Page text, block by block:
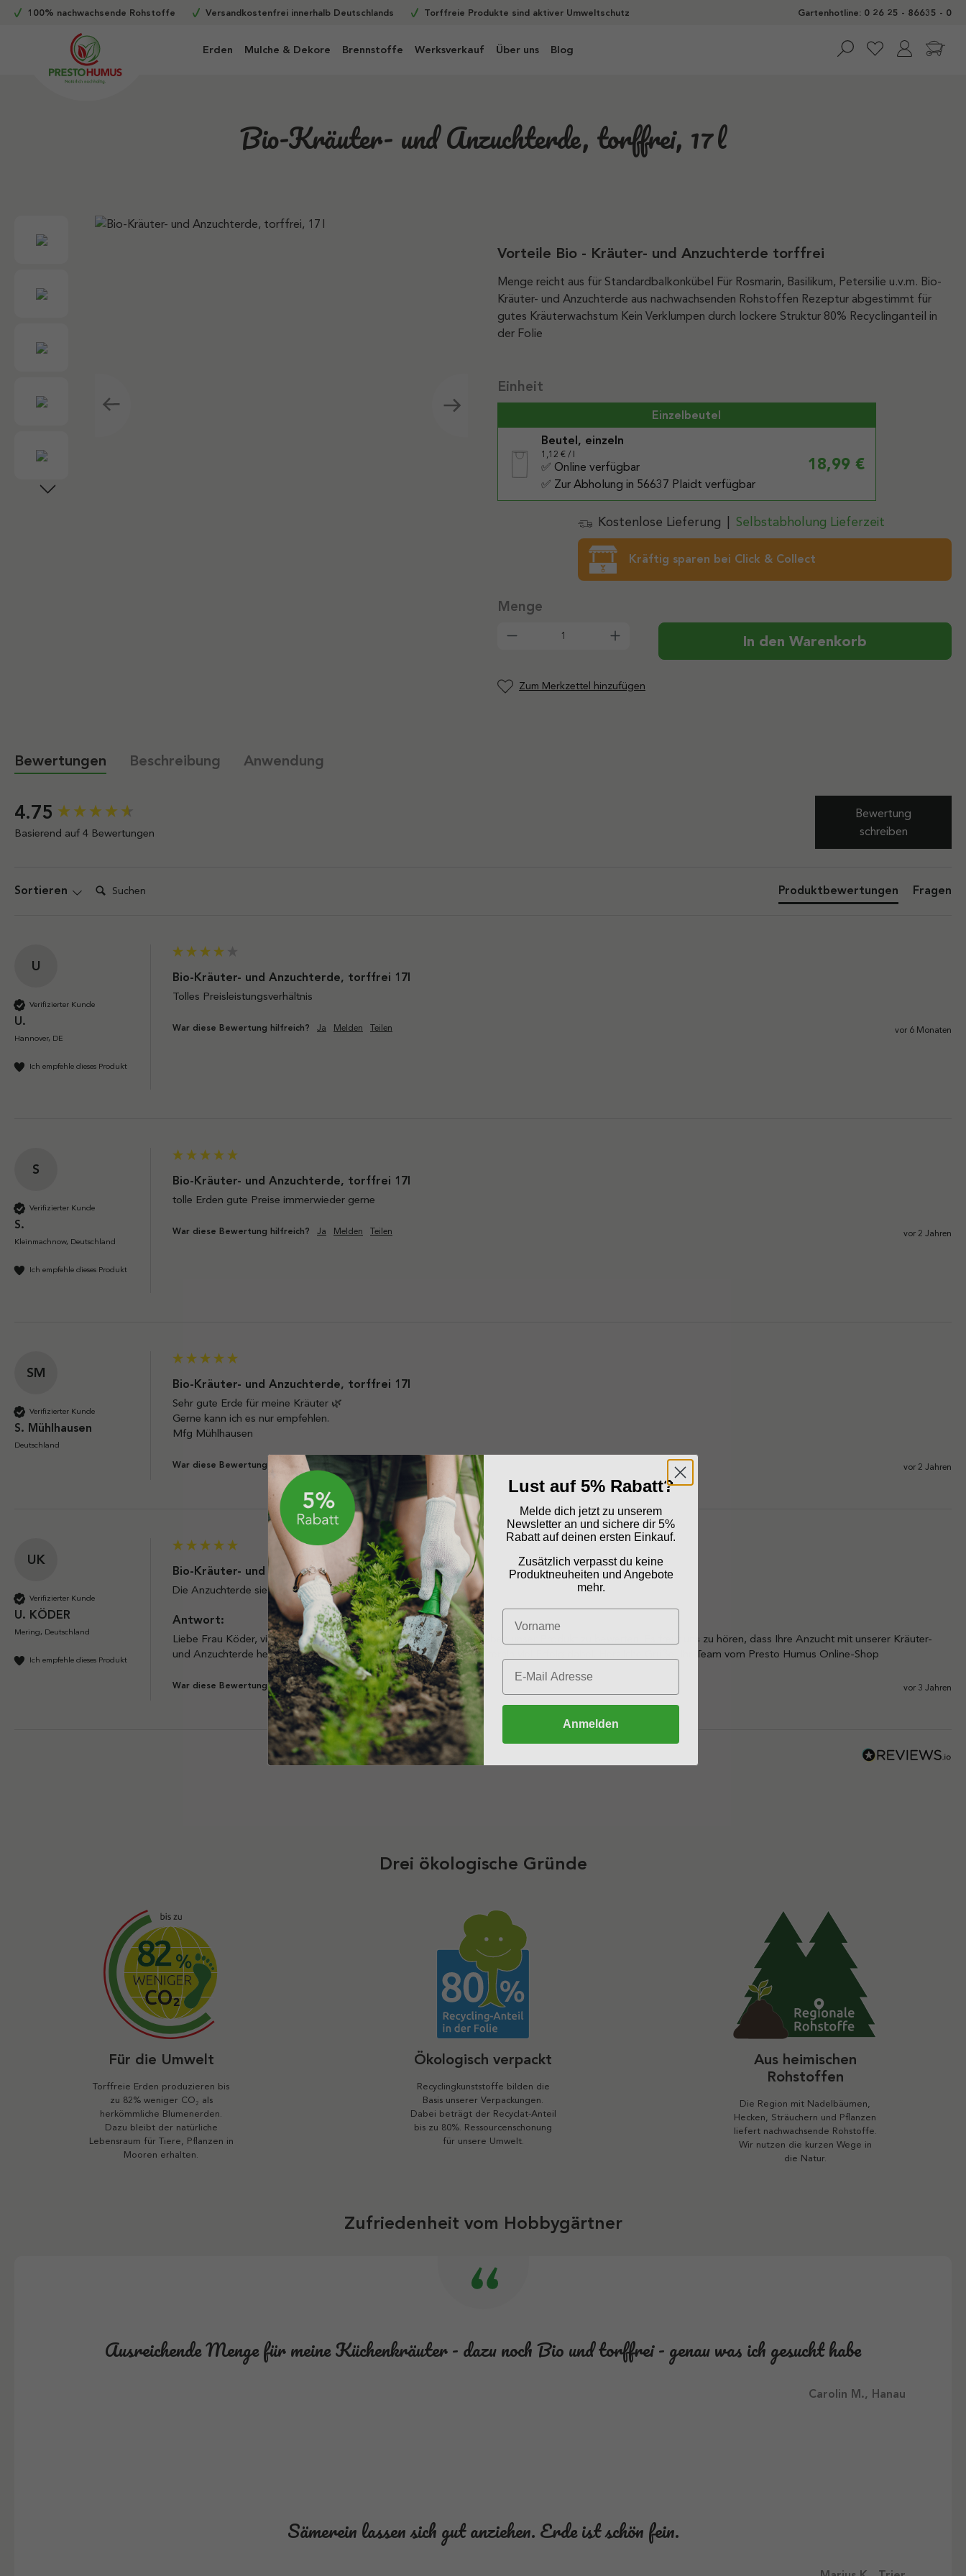
Hauptinhalt springen
Zur Suche springen
Zur Hauptnavigation springen
100% nachwachsende Rohstoffe Versandkostenfrei innerhalb Deutschlands Torffreie Produkte sind aktiver Umweltschutz Gartenhotline: 0 26 25 - 86635 - 0
Erden Mulche & Dekore Brennstoffe Werksverkauf Über uns Blog
Bio-Kräuter- und Anzuchterde, torffrei, 17 l
Vorteile Bio - Kräuter- und Anzuchterde torffrei
Menge reicht aus für Standardbalkonkübel Für Rosmarin, Basilikum, Petersilie u.v.m. Bio-
Kräuter- und Anzuchterde aus nachwachsenden Rohstoffen Rezeptur abgestimmt für
gutes Kräuterwachstum Kein Verklumpen durch lockere Struktur 80% Recyclinganteil in
der Folie
Einheit
Einzelbeutel
Beutel, einzeln
1,12 € / l
✅ Online verfügbar
✅ Zur Abholung in 56637 Plaidt verfügbar
18,99 €
Kostenlose Lieferung Selbstabholung Lieferzeit
Kräftig sparen bei Click & Collect
Produkt Anzahl: Gib den gewünschten Wert ein oder
In den Warenkorb
Zum Merkzettel hinzufügen
Bewertungen Beschreibung Anwendung
4.75
Basierend auf 4 Bewertungen
Bewertung
schreiben
Sortieren Suchen: Produktbewertungen Fragen
U
Verifizierter Kunde
U.
Hannover, DE
Ich empfehle dieses Produkt
Bio-Kräuter- und Anzuchterde, torffrei 17l
Tolles Preisleistungsverhältnis
War diese Bewertung hilfreich? Ja Melden Teilen vor 6 Monaten
S
Verifizierter Kunde
S.
Kleinmachnow, Deutschland
Ich empfehle dieses Produkt
Bio-Kräuter- und Anzuchterde, torffrei 17l
tolle Erden gute Preise immerwieder gerne
War diese Bewertung hilfreich? Ja Melden Teilen vor 2 Jahren
SM
Verifizierter Kunde
S. Mühlhausen
Deutschland
Bio-Kräuter- und Anzuchterde, torffrei 17l
Sehr gute Erde für meine Kräuter 🌿
Gerne kann ich es nur empfehlen.
Mfg Mühlhausen
War diese Bewertung hilfreich? Melden Teilen vor 2 Jahren
UK
Verifizierter Kunde
U. KÖDER
Mering, Deutschland
Ich empfehle dieses Produkt
Bio-Kräuter- und Anzuchterde, torffrei 17l
Die Anzuchterde sieht gut aus. Es zeigen sich schon erste Erfolge!
Antwort:
Liebe Frau Köder, vielen Dank, dass Sie sich die Zeit genommen haben unser Produkt zu bewerten. Es freut uns zu hören, dass Ihre Anzucht mit unserer Kräuter-
und Anzuchterde hervorragend läuft! Wir wünschen Ihnen noch weiterhin viel Erfolg dabei. Herzliche Grüße, Ihr Team vom Presto Humus Online-Shop
War diese Bewertung hilfreich? Ja Melden Teilen vor 3 Jahren
New content loaded
Drei ökologische Gründe
Für die Umwelt
Torffreie Erden produzieren bis
zu 82% weniger CO₂ als
herkömmliche Blumenerden.
Dazu bleibt der natürliche
Lebensraum für Tiere, Pflanzen in
Mooren erhalten.
Ökologisch verpackt
Recyclingkunststoffe bilden die
Basis unserer Verpackungen.
Dabei beträgt der Recyclat-Anteil
bis zu 80%. Ressourcenschonung
für unsere Umwelt.
Aus heimischen
Rohstoffen
Die Region mit Nadelbäumen,
Hecken, Sträuchern und Pflanzen
liefert nachwachsende Rohstoffe.
Wir nutzen die kurzen Wege in
die Natur.
Zufriedenheit vom Hobbygärtner
Ausreichende Menge für meine Küchenkräuter - dazu noch Bio und torffrei - genau was ich gesucht habe
Carolin M., Hanau
Sämerein lassen sich gut anziehen. Erde ist schön fein.
Lust auf 5% Rabatt?
Melde dich jetzt zu unserem
Newsletter an und sichere dir 5%
Rabatt auf deinen ersten Einkauf.
Zusätzlich verpasst du keine
Produktneuheiten und Angebote
mehr.
Anmelden